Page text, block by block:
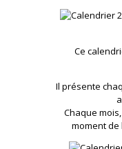
Ce
Il présente
Chaque
moment de